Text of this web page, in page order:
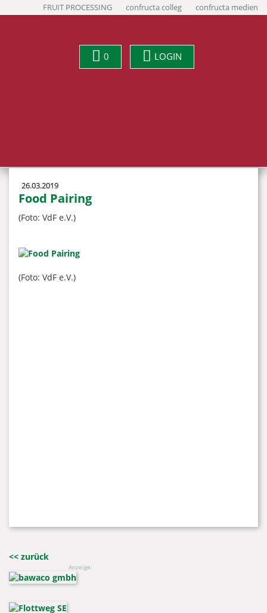
FRUIT PROCESSING confructa colleg confructa medien
0 LOGIN
26.03.2019
Food Pairing
(Foto: VdF e.V.)
(Foto: VdF e.V.)
<< zurück
Anzeige: